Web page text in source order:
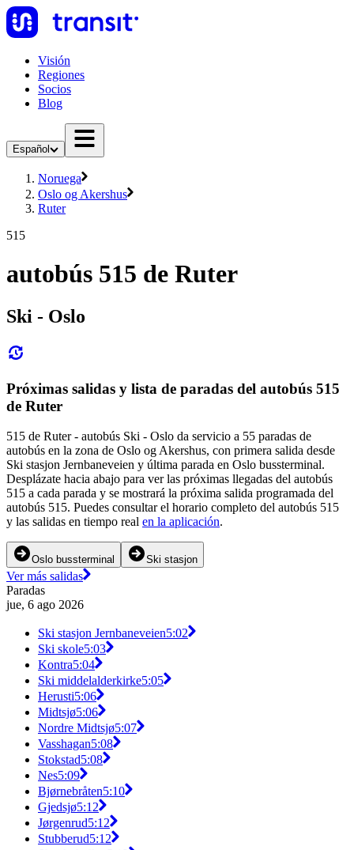
Visión
Regiones
Socios
Blog
Español
Noruega
Oslo og Akershus
Ruter
515
autobús 515 de Ruter
Ski - Oslo
Próximas salidas y lista de paradas del autobús 515
de Ruter
515 de Ruter - autobús Ski - Oslo da servicio a 55 paradas de
autobús en la zona de Oslo og Akershus, con primera salida desde
Ski stasjon Jernbaneveien y última parada en Oslo bussterminal.
Desplázate hacia abajo para ver las próximas llegadas del autobús
515 a cada parada y se mostrará la próxima salida programada del
autobús 515. Puedes consultar el horario completo del autobús 515
y las salidas en tiempo real en la aplicación.
Oslo bussterminal Ski stasjon
Ver más salidas
Paradas
jue, 6 ago 2026
Ski stasjon Jernbaneveien5:02
Ski skole5:03
Kontra5:04
Ski middelalderkirke5:05
Herusti5:06
Midtsjø5:06
Nordre Midtsjø5:07
Vasshagan5:08
Stokstad5:08
Nes5:09
Bjørnebråten5:10
Gjedsjø5:12
Jørgenrud5:12
Stubberud5:12